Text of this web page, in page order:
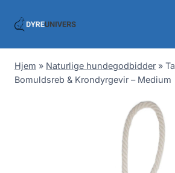
Hjem » Naturlige hundegodbidder »
Bomuldsreb & Krondyrgevir – Medium